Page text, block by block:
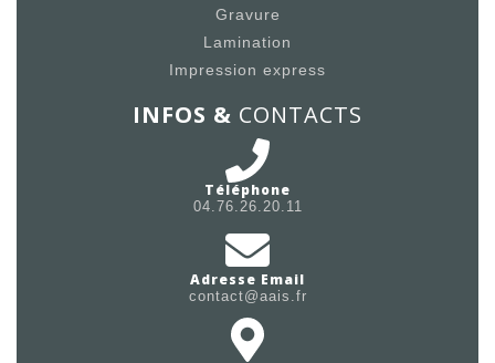
Gravure
Lamination
Impression express
INFOS & CONTACTS
Téléphone
04.76.26.20.11
Adresse Email
contact@aais.fr